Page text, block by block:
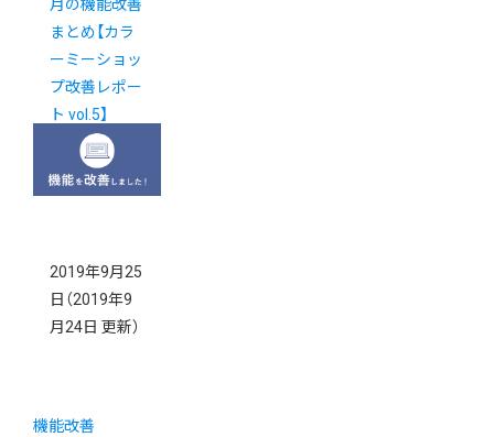
月の機能改善
まとめ【カラ
ーミーショッ
プ改善レポー
ト vol.5】
2019年9月25
日 （2019年9
月24日 更新）
機能改善